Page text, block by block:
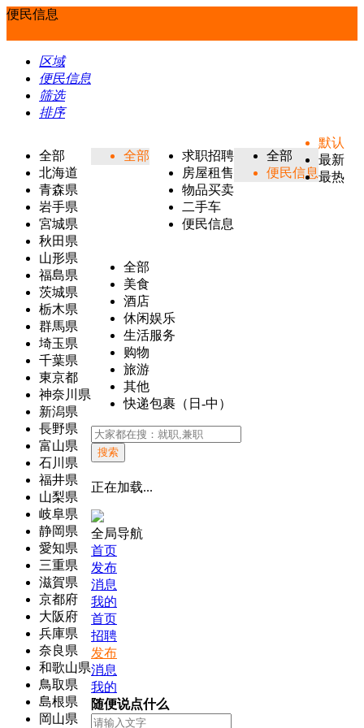
便民信息
区域
便民信息
筛选
排序
全部
北海道
青森県
岩手県
宮城県
秋田県
山形県
福島県
茨城県
栃木県
群馬県
埼玉県
千葉県
東京都
神奈川県
新潟県
長野県
富山県
石川県
福井県
山梨県
岐阜県
静岡県
愛知県
三重県
滋賀県
京都府
大阪府
兵庫県
奈良県
和歌山県
鳥取県
島根県
岡山県
全部
求职招聘
房屋租售
物品买卖
二手车
便民信息
全部
便民信息
全部
美食
酒店
休闲娱乐
生活服务
购物
旅游
其他
快递包裹（日-中）
默认
最新
最热
搜索
正在加载...
全局导航
首页
发布
消息
我的
首页
招聘
发布
消息
我的
随便说点什么